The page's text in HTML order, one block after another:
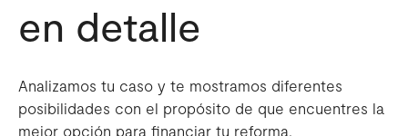
en detalle
Analizamos tu caso y te mostramos diferentes
posibilidades con el propósito de que encuentres la
mejor opción para financiar tu reforma.